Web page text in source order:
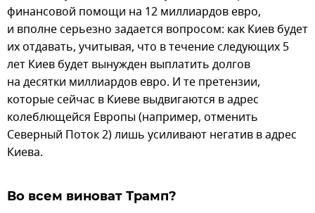
финансовой помощи на 12 миллиардов евро,
и вполне серьезно задается вопросом: как Киев будет
их отдавать, учитывая, что в течение следующих 5
лет Киев будет вынужден выплатить долгов
на десятки миллиардов евро. И те претензии,
которые сейчас в Киеве выдвигаются в адрес
колеблющейся Европы (например, отменить
Северный Поток 2) лишь усиливают негатив в адрес
Киева.
Во всем виноват Трамп?